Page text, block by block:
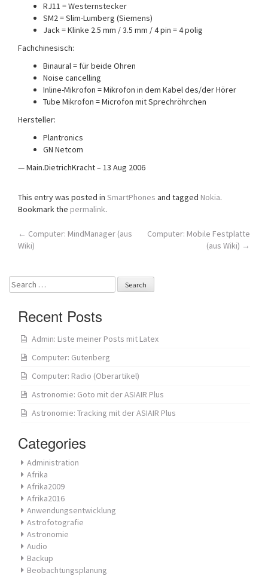
RJ11 = Westernstecker
SM2 = Slim-Lumberg (Siemens)
Jack = Klinke 2.5 mm / 3.5 mm / 4 pin = 4 polig
Fachchinesisch:
Binaural = für beide Ohren
Noise cancelling
Inline-Mikrofon = Mikrofon in dem Kabel des/der Hörer
Tube Mikrofon = Microfon mit Sprechröhrchen
Hersteller:
Plantronics
GN Netcom
— Main.DietrichKracht – 13 Aug 2006
This entry was posted in SmartPhones and tagged Nokia.
Bookmark the permalink.
Post
← Computer: MindManager (aus
Wiki)
Computer: Mobile Festplatte
(aus Wiki) →
Search
for:
Recent Posts
Admin: Liste meiner Posts mit Latex
Computer: Gutenberg
Computer: Radio (Oberartikel)
Astronomie: Goto mit der ASIAIR Plus
Astronomie: Tracking mit der ASIAIR Plus
Categories
Administration
Afrika
Afrika2009
Afrika2016
Anwendungsentwicklung
Astrofotografie
Astronomie
Audio
Backup
Beobachtungsplanung